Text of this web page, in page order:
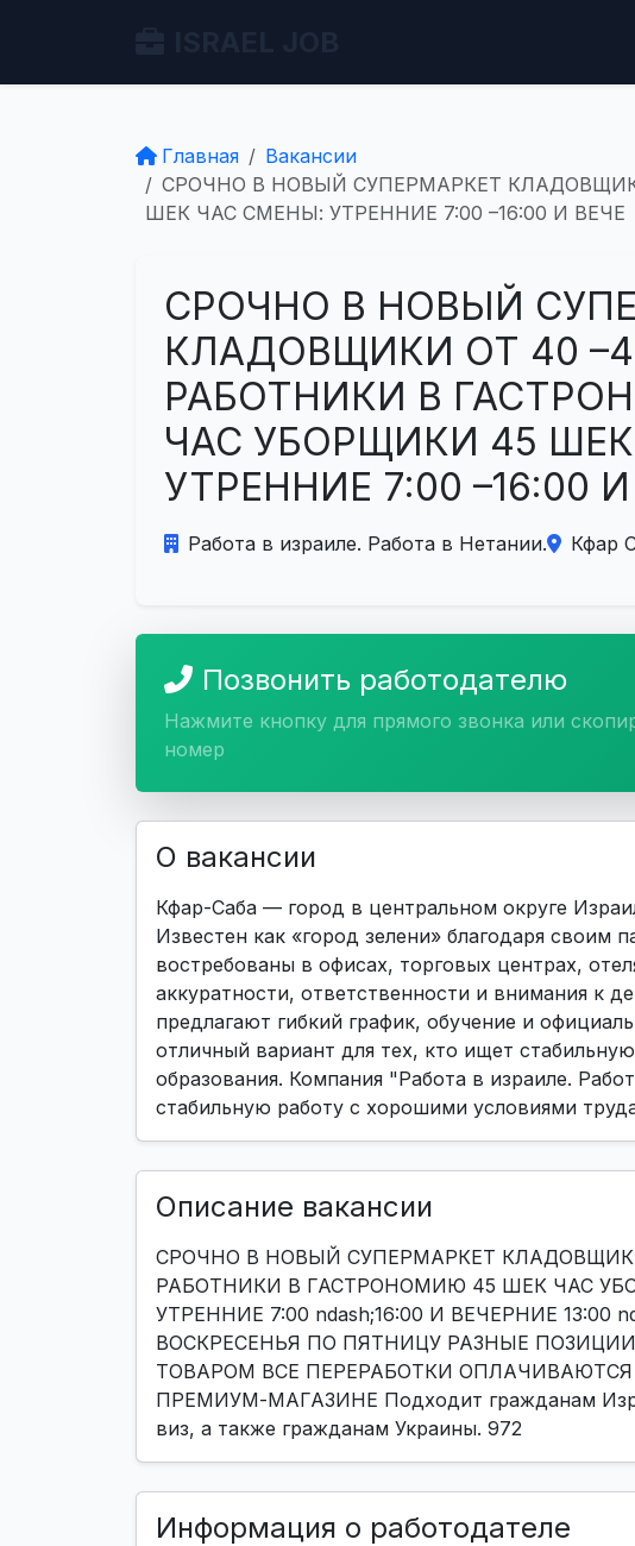
Главная
Вакансии
СРОЧНО В НОВЫЙ СУПЕРМАРКЕТ
ШЕК ЧАС СМЕНЫ: УТРЕННИЕ 7:00 –16:00 И ВЕЧЕ
СРОЧНО В НОВЫЙ
КЛАДОВЩИКИ ОТ 40
РАБОТНИКИ В
ЧАС УБОРЩИКИ 45
УТРЕННИЕ 7:00 –16:00
Работа в израиле. Работа в Нетании. Кфар
Позвонить работодателю
Нажмите кнопку для прямого звонка или
номер
О вакансии
Кфар-Саба — город в центральном округе
Известен как «город зелени» благодаря своим
востребованы в офисах, торговых центрах,
аккуратности, ответственности и внимания к
предлагают гибкий график, обучение и
отличный вариант для тех, кто ищет
образования. Компания "Работа в израиле.
стабильную работу с хорошими условиями
Описание вакансии
СРОЧНО В НОВЫЙ СУПЕРМАРКЕТ
РАБОТНИКИ В ГАСТРОНОМИЮ 45 ШЕК ЧАС
УТРЕННИЕ 7:00 ndash;16:00 И ВЕЧЕРНИЕ 13:00
ВОСКРЕСЕНЬЯ ПО ПЯТНИЦУ РАЗНЫЕ
ТОВАРОМ ВСЕ ПЕРЕРАБОТКИ
ПРЕМИУМ-МАГАЗИНЕ Подходит гражданам
виз, а также гражданам Украины. 972
Информация о работодателе